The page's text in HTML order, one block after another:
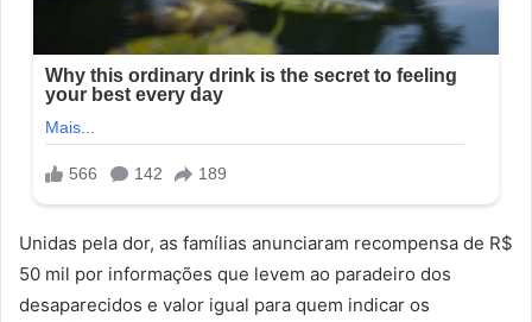
Unidas pela dor, as famílias anunciaram recompensa de R$
50 mil por informações que levem ao paradeiro dos
desaparecidos e valor igual para quem indicar os